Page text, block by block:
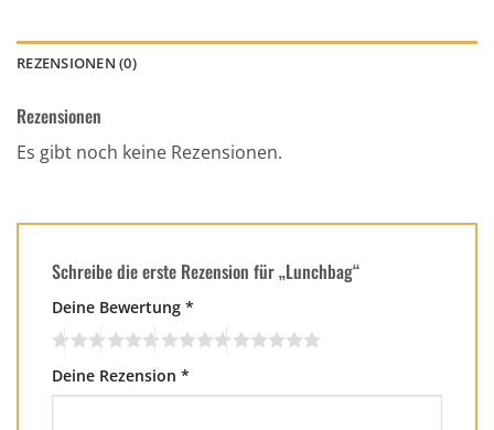
REZENSIONEN (0)
Rezensionen
Es gibt noch keine Rezensionen.
Schreibe die erste Rezension für „Lunchbag“
Deine Bewertung *
Deine Rezension *